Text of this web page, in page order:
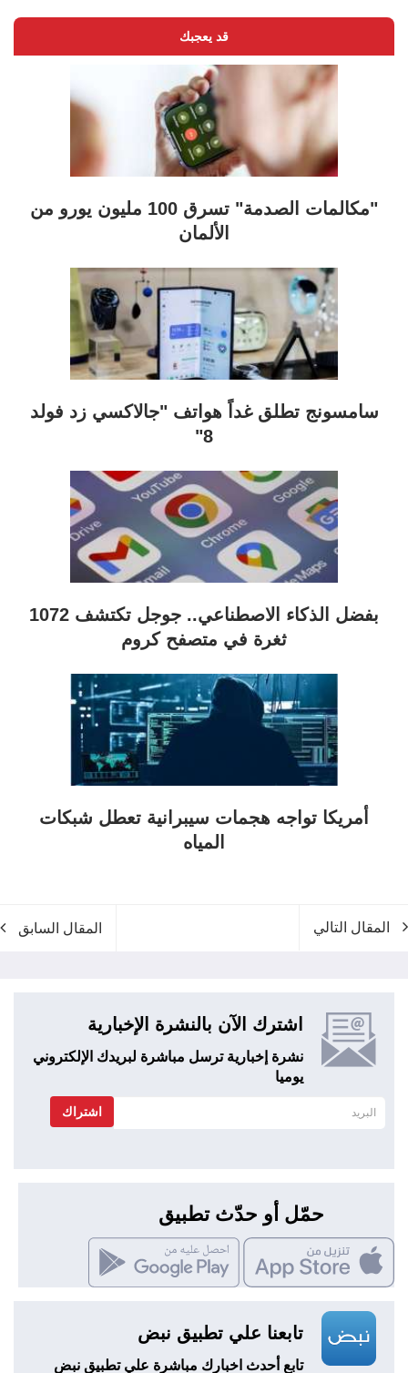
قد يعجبك
"مكالمات الصدمة" تسرق 100 مليون يورو من
الألمان
سامسونج تطلق غداً هواتف "جالاكسي زد فولد
8"
بفضل الذكاء الاصطناعي.. جوجل تكتشف 1072
ثغرة في متصفح كروم
أمريكا تواجه هجمات سيبرانية تعطل شبكات
المياه
المقال التالي المقال السابق
اشترك الآن بالنشرة الإخبارية
نشرة إخبارية ترسل مباشرة لبريدك الإلكتروني
يوميا
اشتراك
حمّل أو حدّث تطبيق
تابعنا علي تطبيق نبض
تابع أحدث اخبارك مباشرة علي تطبيق نبض